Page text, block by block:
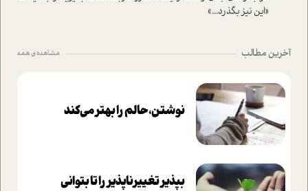
«این نیز بگذرد...»
آخرین مطالب مشاهده ی همه
نوشتن، حالم را بهتر می‌کند
بپذير تغييرناپذير را تا بتواني